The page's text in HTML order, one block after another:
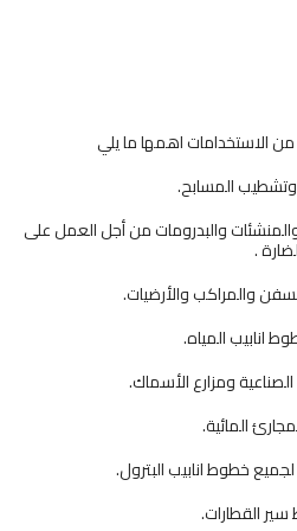
من الاستخدامات اهمها ما يلي
والبدرومات من أجل العمل على
.